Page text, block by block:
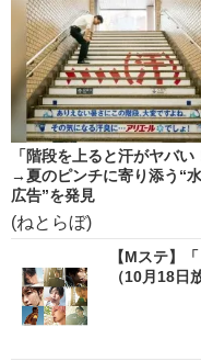
「階段を上ると汗がヤバい
→夏のピンチに寄り添う“
広告”を発見
(ねとらぼ)
【Mステ】
（10月18日